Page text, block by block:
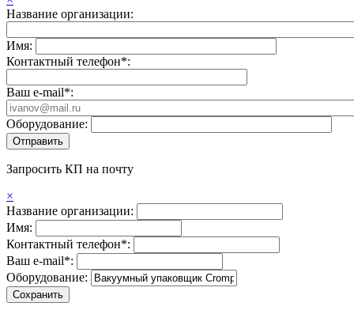
Название организации:
Имя:
Контактный телефон*:
Ваш e-mail*:
Оборудование:
Запросить КП на почту
×
Название организации:
Имя:
Контактный телефон*:
Ваш e-mail*:
Оборудование: